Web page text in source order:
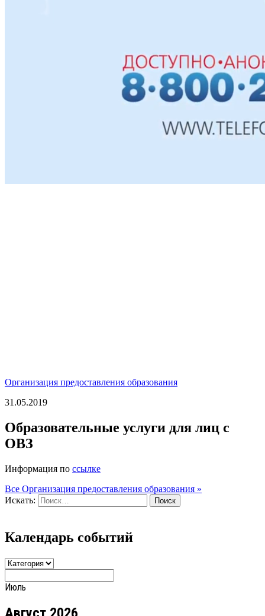
Организация предоставления образования
31.05.2019
Образовательные услуги для лиц с
ОВЗ
Информация по ссылке
Все Организация предоставления образования »
Искать:
Поиск
Календарь событий
Июль